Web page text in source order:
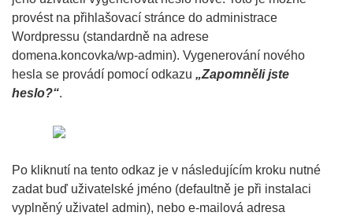
provést na přihlašovací stránce do administrace
Wordpressu (standardně na adrese
domena.koncovka/wp-admin). Vygenerování nového
hesla se provádí pomocí odkazu „Zapomněli jste
heslo?“.
Po kliknutí na tento odkaz je v následujícím kroku nutné
zadat buď uživatelské jméno (defaultně je při instalaci
vyplněný uživatel admin), nebo e-mailová adresa